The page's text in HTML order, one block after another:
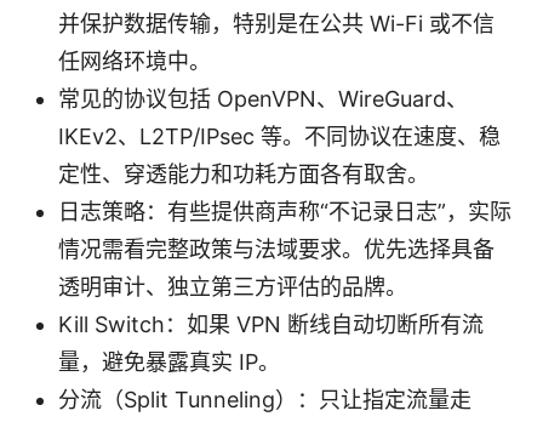
并保护数据传输，特别是在公共 Wi-Fi 或不信
任网络环境中。
常见的协议包括 OpenVPN、WireGuard、
IKEv2、L2TP/IPsec 等。不同协议在速度、稳
定性、穿透能力和功耗方面各有取舍。
日志策略：有些提供商声称“不记录日志”，实际
情况需看完整政策与法域要求。优先选择具备
透明审计、独立第三方评估的品牌。
Kill Switch：如果 VPN 断线自动切断所有流
量，避免暴露真实 IP。
分流（Split Tunneling）：只让指定流量走